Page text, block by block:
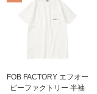
FOB FACTORY エフオー
ビーファクトリー 半袖